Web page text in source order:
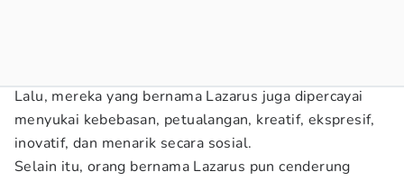
Lalu, mereka yang bernama Lazarus juga dipercayai
menyukai kebebasan, petualangan, kreatif, ekspresif,
inovatif, dan menarik secara sosial.
Selain itu, orang bernama Lazarus pun cenderung